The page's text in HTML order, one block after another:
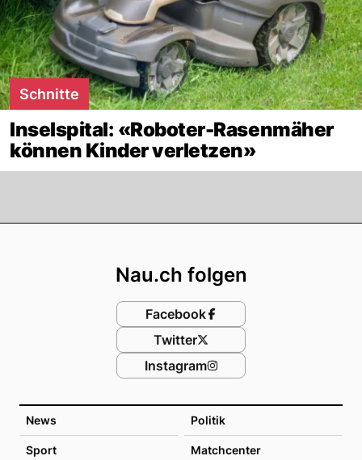
Schnitte
Inselspital: «Roboter-Rasenmäher
können Kinder verletzen»
News Politik
Sport Matchcenter
Nau.ch folgen
Facebook
Twitter
Instagram